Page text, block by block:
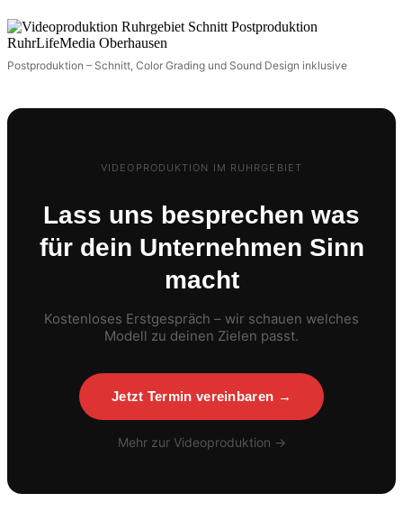
Postproduktion – Schnitt, Color Grading und Sound Design inklusive
VIDEOPRODUKTION IM RUHRGEBIET
Lass uns besprechen was
für dein Unternehmen Sinn
macht
Kostenloses Erstgespräch – wir schauen welches
Modell zu deinen Zielen passt.
Jetzt Termin vereinbaren →
Mehr zur Videoproduktion →